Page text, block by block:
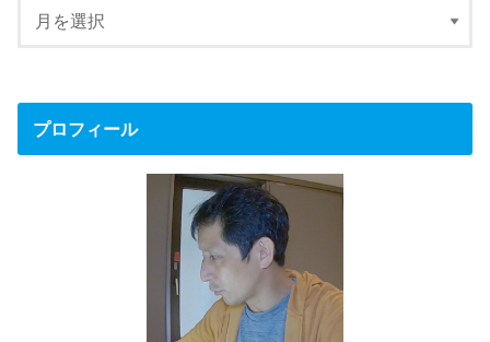
プロフィール